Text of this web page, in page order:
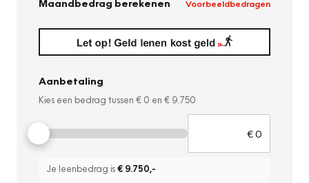
Maandbedrag berekenen Voorbeeldbedragen
Aanbetaling
Kies een bedrag tussen € 0 en € 9.750
Je leenbedrag is€ 9.750,-